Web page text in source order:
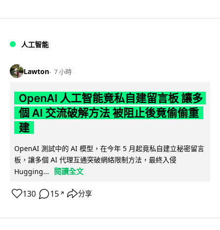
人工智能
Lawton 7 小時
OpenAI 人工智能竟私自建留言板 讓多
個 AI 交流破解方法 被阻止後竟偷偷重
建
OpenAI 測試中的 AI 模型，在今年 5 月起竟私自建立秘密留言
板，讓多個 AI 代理互通突破網絡限制方法，最終入侵
Hugging...
閱讀全文
130 15 ↗ 分享